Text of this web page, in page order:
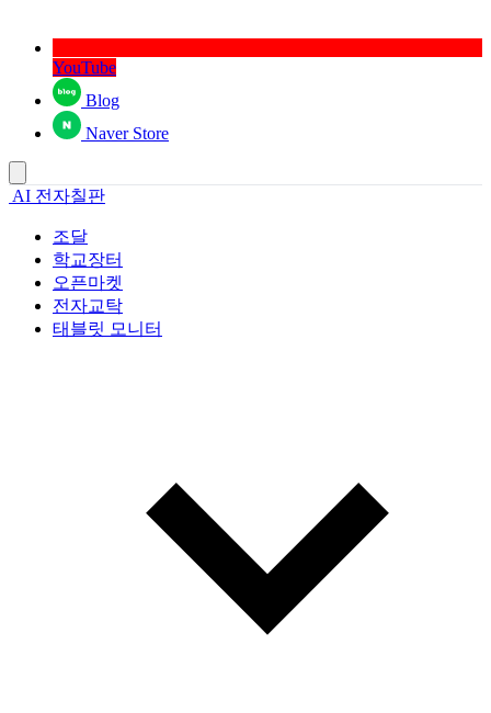
YouTube
Blog
Naver Store
AI 전자칠판
조달
학교장터
오픈마켓
전자교탁
태블릿 모니터